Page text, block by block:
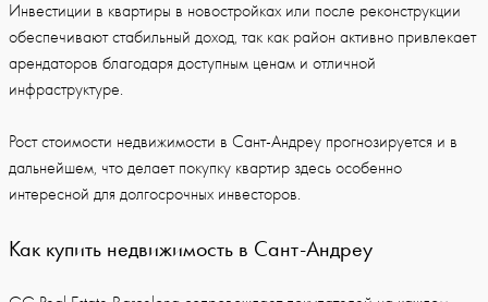
Инвестиции в квартиры в новостройках или после реконструкции
обеспечивают стабильный доход, так как район активно привлекает
арендаторов благодаря доступным ценам и отличной
инфраструктуре.
Рост стоимости недвижимости в Сант-Андреу прогнозируется и в
дальнейшем, что делает покупку квартир здесь особенно
интересной для долгосрочных инвесторов.
Как купить недвижимость в Сант-Андреу